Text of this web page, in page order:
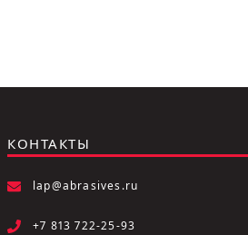
КОНТАКТЫ
lap@abrasives.ru
+7 813 722-25-93